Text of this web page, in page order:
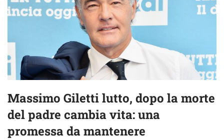
Massimo Giletti lutto, dopo la morte
del padre cambia vita: una
promessa da mantenere